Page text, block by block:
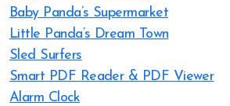
Baby Panda’s Supermarket
Little Panda’s Dream Town
Sled Surfers
Smart PDF Reader & PDF Viewer
Alarm Clock